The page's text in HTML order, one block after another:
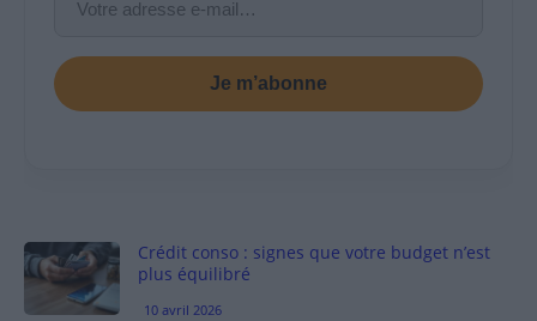
Je m’abonne
Crédit conso : signes que votre budget n’est
plus équilibré
10 avril 2026